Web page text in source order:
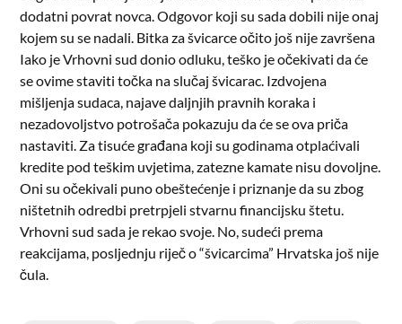
dodatni povrat novca. Odgovor koji su sada dobili nije onaj
kojem su se nadali. Bitka za švicarce očito još nije završena
Iako je Vrhovni sud donio odluku, teško je očekivati da će
se ovime staviti točka na slučaj švicarac. Izdvojena
mišljenja sudaca, najave daljnjih pravnih koraka i
nezadovoljstvo potrošača pokazuju da će se ova priča
nastaviti. Za tisuće građana koji su godinama otplaćivali
kredite pod teškim uvjetima, zatezne kamate nisu dovoljne.
Oni su očekivali puno obeštećenje i priznanje da su zbog
ništetnih odredbi pretrpjeli stvarnu financijsku štetu.
Vrhovni sud sada je rekao svoje. No, sudeći prema
reakcijama, posljednju riječ o “švicarcima” Hrvatska još nije
čula.